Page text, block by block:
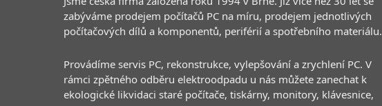
zabýváme prodejem počítačů PC na míru, prodejem jednotlivých
počítačových dílů a komponentů, periférií a spotřebního materiálu.
Provádíme servis PC, rekonstrukce, vylepšování a zrychlení PC. V
rámci zpětného odběru elektroodpadu u nás můžete zanechat k
ekologické likvidaci staré počítače, tiskárny, monitory, klávesnice,